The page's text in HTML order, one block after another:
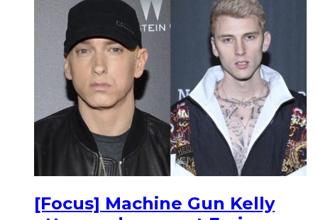
[Focus] Machine Gun Kelly